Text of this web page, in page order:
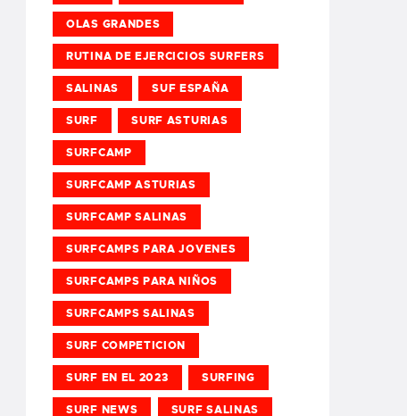
OLAS GRANDES
RUTINA DE EJERCICIOS SURFERS
SALINAS SUF ESPAÑA
SURF SURF ASTURIAS
SURFCAMP
SURFCAMP ASTURIAS
SURFCAMP SALINAS
SURFCAMPS PARA JOVENES
SURFCAMPS PARA NIÑOS
SURFCAMPS SALINAS
SURF COMPETICION
SURF EN EL 2023 SURFING
SURF NEWS SURF SALINAS